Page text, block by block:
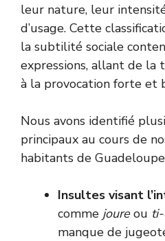
leur nature, leur
d’usage. Cette
la subtilité sociale
expressions, allant de
à la provocation forte et
Nous avons identifié
principaux au cours de
habitants de
Insultes visant
comme joureou
manque de